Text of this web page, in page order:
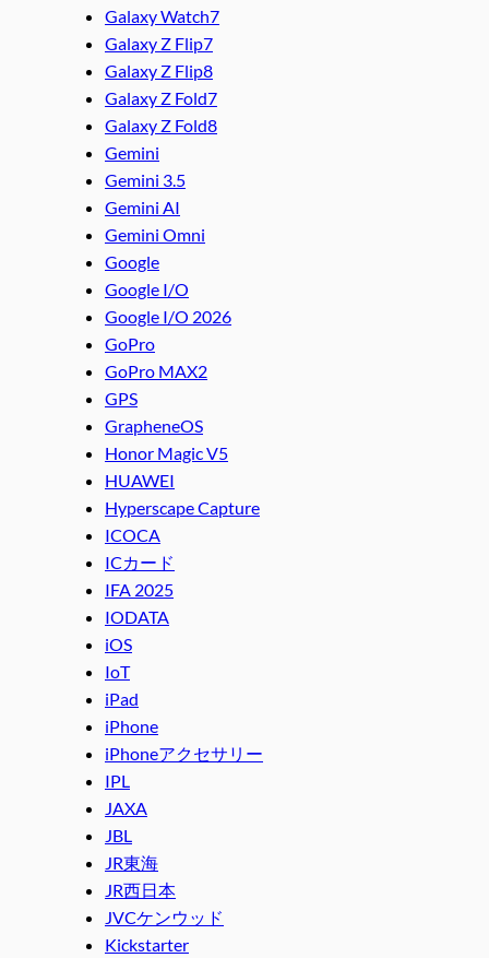
Galaxy Watch7
Galaxy Z Flip7
Galaxy Z Flip8
Galaxy Z Fold7
Galaxy Z Fold8
Gemini
Gemini 3.5
Gemini AI
Gemini Omni
Google
Google I/O
Google I/O 2026
GoPro
GoPro MAX2
GPS
GrapheneOS
Honor Magic V5
HUAWEI
Hyperscape Capture
ICOCA
ICカード
IFA 2025
IODATA
iOS
IoT
iPad
iPhone
iPhoneアクセサリー
IPL
JAXA
JBL
JR東海
JR西日本
JVCケンウッド
Kickstarter